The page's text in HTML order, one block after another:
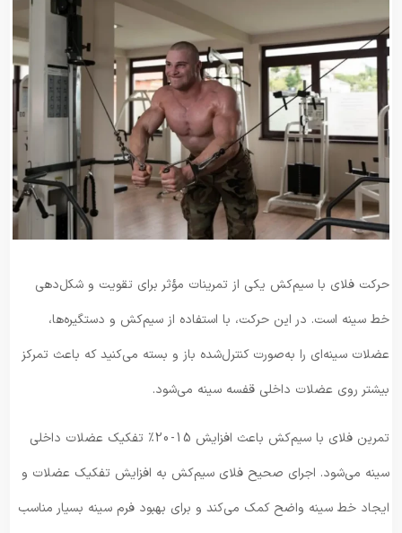
حرکت فلای با سیم‌کش یکی از تمرینات مؤثر برای تقویت و شکل‌دهی
خط سینه است. در این حرکت، با استفاده از سیم‌کش و دستگیره‌ها،
عضلات سینه‌ای را به‌صورت کنترل‌شده باز و بسته می‌کنید که باعث تمرکز
بیشتر روی عضلات داخلی قفسه سینه می‌شود.
تمرین فلای با سیم‌کش باعث افزایش 15-20٪ تفکیک عضلات داخلی
سینه می‌شود. اجرای صحیح فلای سیم‌کش به افزایش تفکیک عضلات و
ایجاد خط سینه واضح کمک می‌کند و برای بهبود فرم سینه بسیار مناسب